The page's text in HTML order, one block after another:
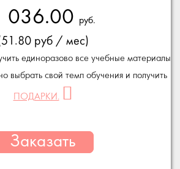
036.00 руб.
руб / мес)
единоразово все учебные материалы
выбрать свой темп обучения и получить
ПОДАРКИ.
Заказать